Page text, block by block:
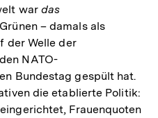
war das
– damals als
der Welle der
NATO-
Bundestag gespült hat.
die etablierte Politik:
Frauenquoten